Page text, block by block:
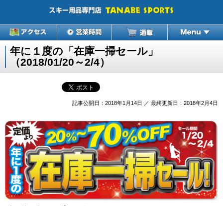
年に１度の「在庫一掃セール」
（2018/01/20～2/4）
記事公開日：2018年1月14日 ／ 最終更新日：2018年2月4日